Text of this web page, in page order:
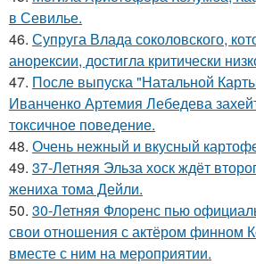
в Севилье.
46. Супруга Влада соколовского,
анорексии, достигла критически
47. После выпуска "Натальной
Иванченко Артемия Лебедева
токсичное поведение.
48. Очень нежный и вкусный
49. 37-Летняя Эльза хоск ждёт
жениха тома Дейли.
50. 30-Летняя Флоренс пью
свои отношения с актёром финном
вместе с ним на мероприятии.